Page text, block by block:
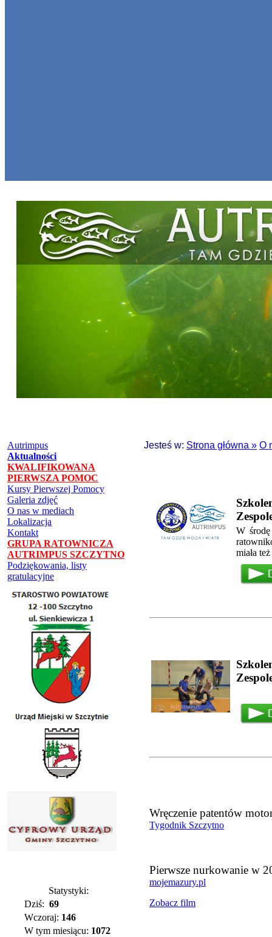
Autrimpus
Aktualności
KWALIFIKOWANA
PIERWSZA POMOC
Kursy Pierwszej Pomocy
Galeria zdjęć
O nas w mediach
Lokalizacja
Kontakt
GRUPA RATOWNICZA
AUTRIMPUS SZCZYTNO
Podziękowania, listy
gratulacyjne
Statystyki:
Dziś: 69
Wczoraj: 146
W tym miesiącu: 1072
Jesteś w: Strona główna » O
W
miała
Wręczenie patentów
Tygodnik Szczytno
Pierwsze nurkowanie w
mojemazury.pl
Zobacz film